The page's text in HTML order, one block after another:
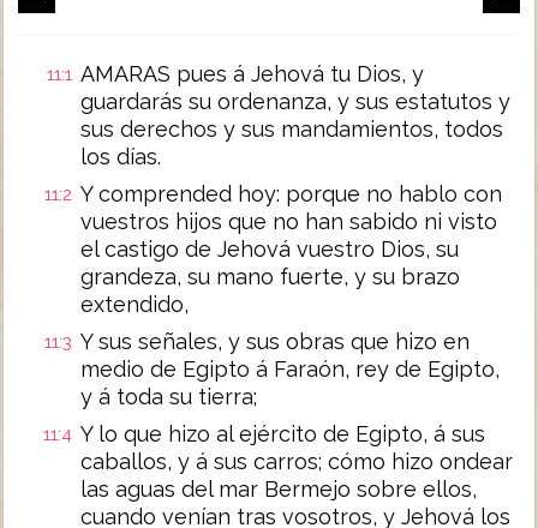
11:1 AMARAS pues á Jehová tu Dios, y
guardarás su ordenanza, y sus estatutos y
sus derechos y sus mandamientos, todos
los días.
11:2 Y comprended hoy: porque no hablo con
vuestros hijos que no han sabido ni visto
el castigo de Jehová vuestro Dios, su
grandeza, su mano fuerte, y su brazo
extendido,
11:3 Y sus señales, y sus obras que hizo en
medio de Egipto á Faraón, rey de Egipto,
y á toda su tierra;
11:4 Y lo que hizo al ejército de Egipto, á sus
caballos, y á sus carros; cómo hizo ondear
las aguas del mar Bermejo sobre ellos,
cuando venían tras vosotros, y Jehová los